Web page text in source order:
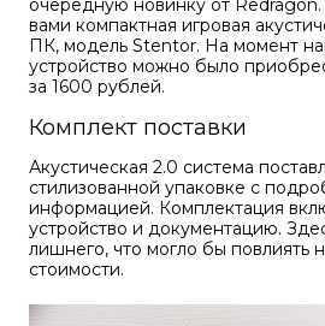
Акустические
Игровые наборы
Игровые стрим
очередную новинку от
вами компактная игровая
ПК, модель Stentor. На момент
устройство можно было
за 1600 рублей.
Комплект поставки
Акустическая 2.0 система
стилизованной упаковке с
информацией. Комплектация
устройство и документацию.
лишнего, что могло бы повлиять
стоимости.